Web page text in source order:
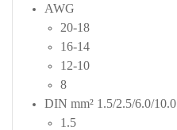
AWG
20-18
16-14
12-10
8
DIN mm² 1.5/2.5/6.0/10.0
1.5